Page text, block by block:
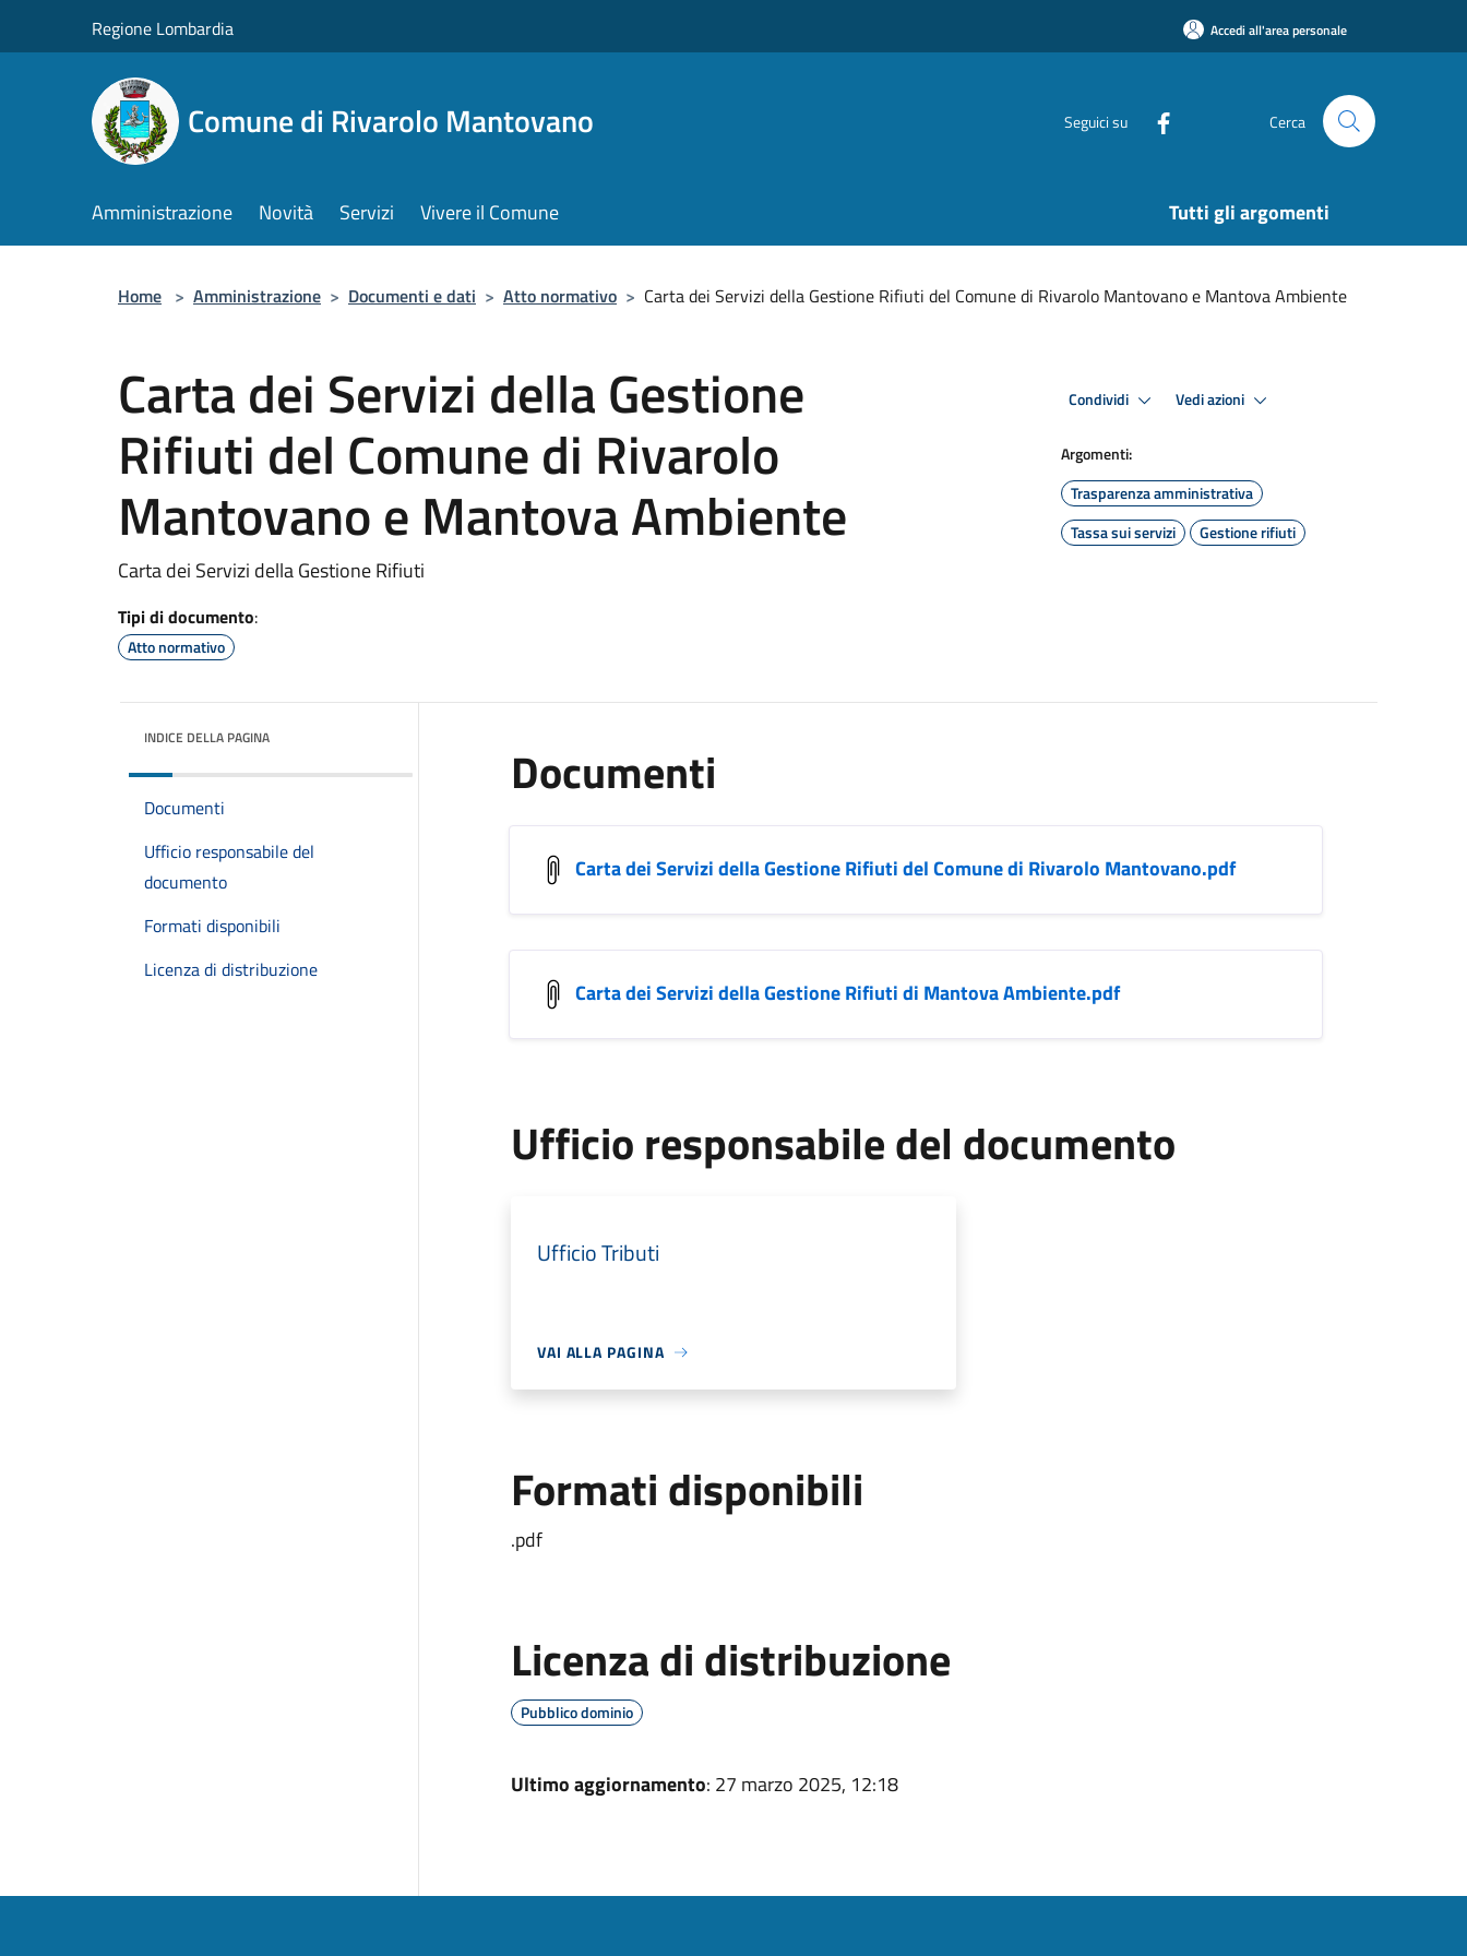
Regione Lombardia Accedi all'area personale
Comune di Rivarolo Mantovano Seguici su Cerca
Amministrazione Novità Servizi Vivere il Comune Tutti gli argomenti
Home > Amministrazione > Documenti e dati > Atto normativo > Carta dei Servizi della Gestione Rifiuti del Comune di Rivarolo Mantovano e Mantova Ambiente
Carta dei Servizi della Gestione
Rifiuti del Comune di Rivarolo
Mantovano e Mantova Ambiente
Carta dei Servizi della Gestione Rifiuti
Tipi di documento:
Atto normativo
Condividi Vedi azioni
Argomenti:
Trasparenza amministrativa
Tassa sui servizi
Gestione rifiuti
INDICE DELLA PAGINA
Documenti
Ufficio responsabile del
documento
Formati disponibili
Licenza di distribuzione
Documenti
Carta dei Servizi della Gestione Rifiuti del Comune di Rivarolo Mantovano.pdf
Carta dei Servizi della Gestione Rifiuti di Mantova Ambiente.pdf
Ufficio responsabile del documento
Ufficio Tributi
VAI ALLA PAGINA
Formati disponibili
.pdf
Licenza di distribuzione
Pubblico dominio
Ultimo aggiornamento: 27 marzo 2025, 12:18